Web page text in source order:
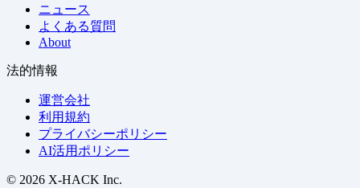
ニュース
よくある質問
About
法的情報
運営会社
利用規約
プライバシーポリシー
AI活用ポリシー
© 2026 X-HACK Inc.